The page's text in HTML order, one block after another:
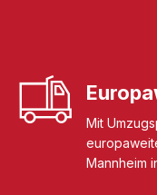
Mit
Mannheim